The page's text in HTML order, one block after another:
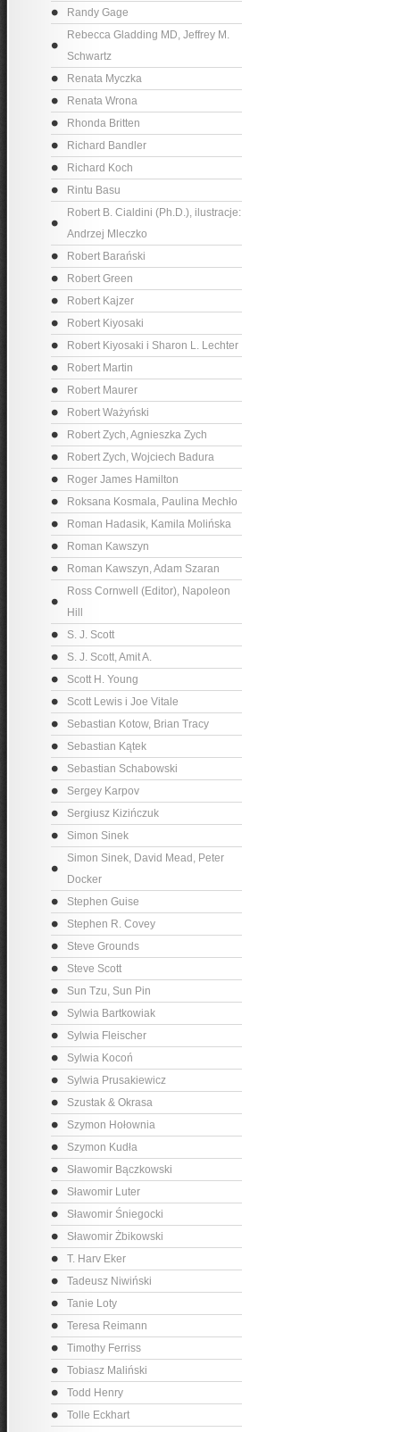
Randy Gage
Rebecca Gladding MD, Jeffrey M.
Schwartz
Renata Myczka
Renata Wrona
Rhonda Britten
Richard Bandler
Richard Koch
Rintu Basu
Robert B. Cialdini (Ph.D.), ilustracje:
Andrzej Mleczko
Robert Barański
Robert Green
Robert Kajzer
Robert Kiyosaki
Robert Kiyosaki i Sharon L. Lechter
Robert Martin
Robert Maurer
Robert Ważyński
Robert Zych, Agnieszka Zych
Robert Zych, Wojciech Badura
Roger James Hamilton
Roksana Kosmala, Paulina Mechło
Roman Hadasik, Kamila Molińska
Roman Kawszyn
Roman Kawszyn, Adam Szaran
Ross Cornwell (Editor), Napoleon
Hill
S. J. Scott
S. J. Scott, Amit A.
Scott H. Young
Scott Lewis i Joe Vitale
Sebastian Kotow, Brian Tracy
Sebastian Kątek
Sebastian Schabowski
Sergey Karpov
Sergiusz Kizińczuk
Simon Sinek
Simon Sinek, David Mead, Peter
Docker
Stephen Guise
Stephen R. Covey
Steve Grounds
Steve Scott
Sun Tzu, Sun Pin
Sylwia Bartkowiak
Sylwia Fleischer
Sylwia Kocoń
Sylwia Prusakiewicz
Szustak & Okrasa
Szymon Hołownia
Szymon Kudła
Sławomir Bączkowski
Sławomir Luter
Sławomir Śniegocki
Sławomir Żbikowski
T. Harv Eker
Tadeusz Niwiński
Tanie Loty
Teresa Reimann
Timothy Ferriss
Tobiasz Maliński
Todd Henry
Tolle Eckhart